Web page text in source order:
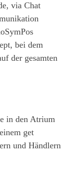
via Chat
bei dem
der gesamten
in den Atrium
get
und Händlern